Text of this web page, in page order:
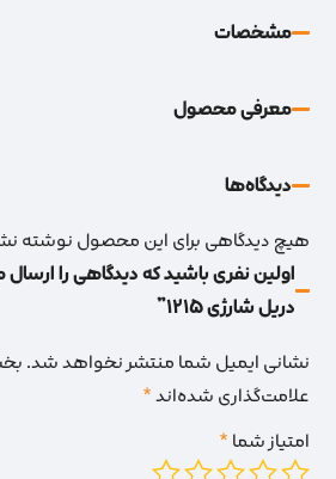
مشخصات
معرفی محصول
دیدگاه‌‌ها
هیچ دیدگاهی برای این محصول نوشته
اولین نفری باشید که دیدگاهی را
دریل شارژی 1215”
نشانی ایمیل شما منتشر نخواهد شد.
علامت‌گذاری شده‌اند*
امتیاز شما*